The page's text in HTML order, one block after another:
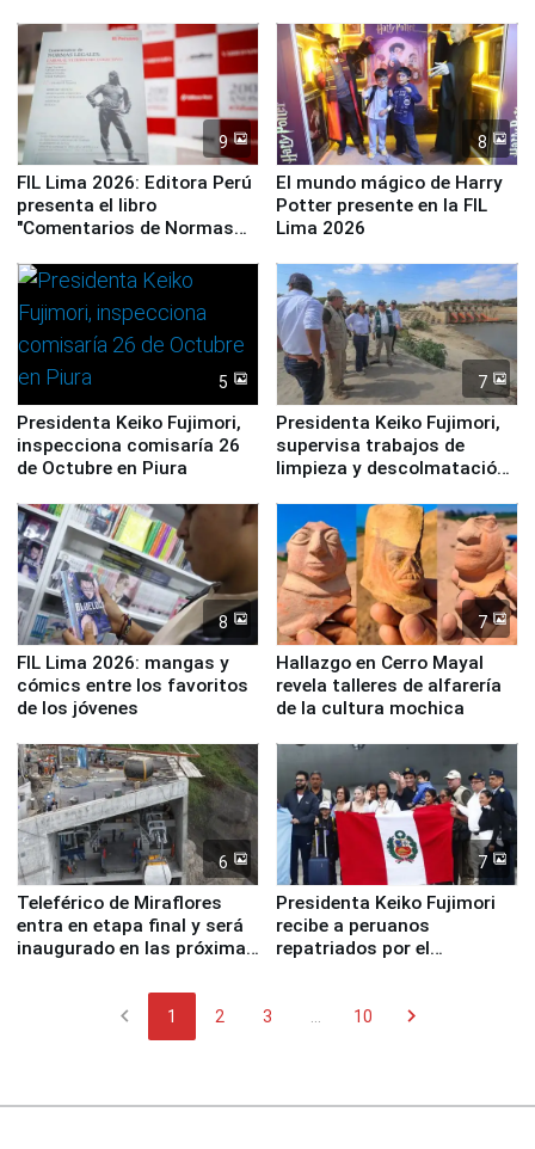
Panamericanos Lima 2027
la UGEL 2
9
FIL Lima 2026: Editora Perú
presenta el libro
"Comentarios de Normas
Derecho Colectivo"
8
El mundo mágico de Harry
Potter presente en la FIL
Lima 2026
5
Presidenta Keiko Fujimori,
inspecciona comisaría 26
de Octubre en Piura
7
Presidenta Keiko Fujimori,
supervisa trabajos de
limpieza y descolmatación
8
FIL Lima 2026: mangas y
cómics entre los favoritos
de los jóvenes
7
Hallazgo en Cerro Mayal
revela talleres de alfarería
de la cultura mochica
6
Teleférico de Miraflores
entra en etapa final y será
inaugurado en las próximas
7
Presidenta Keiko Fujimori
recibe a peruanos
repatriados por el
chevron_left 1 2 3 10 chevron_right